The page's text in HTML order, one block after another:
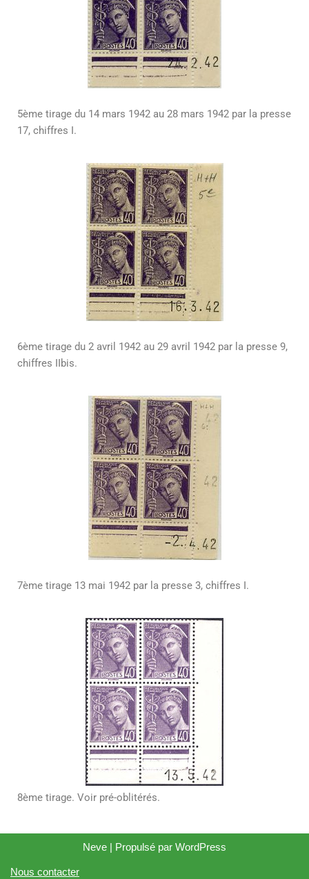
5ème tirage du 14 mars 1942 au 28 mars 1942 par la presse
17, chiffres I.
6ème tirage du 2 avril 1942 au 29 avril 1942 par la presse 9,
chiffres IIbis.
7ème tirage 13 mai 1942 par la presse 3, chiffres I.
8ème tirage. Voir pré-oblitérés.
Neve | Propulsé par WordPress
Nous contacter